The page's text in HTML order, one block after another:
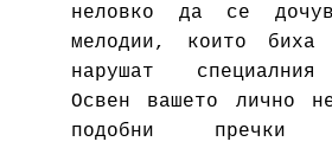
неловко да се
мелодии, които биха
нарушат
Освен вашето лично
подобни пречки